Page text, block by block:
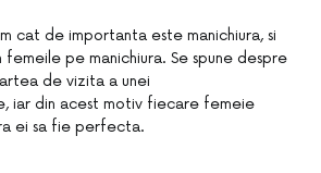
cat de importanta este manichiura, si
pe manichiura. Se spune despre
de vizita a unei
iar din acest motiv fiecare femeie
ei sa fie perfecta.